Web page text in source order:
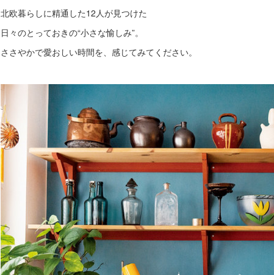
北欧暮らしに精通した12人が見つけた
日々のとっておきの“小さな愉しみ”。
ささやかで愛おしい時間を、感じてみてください。